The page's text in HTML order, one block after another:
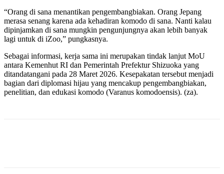
“Orang di sana menantikan pengembangbiakan. Orang Jepang
merasa senang karena ada kehadiran komodo di sana. Nanti kalau
dipinjamkan di sana mungkin pengunjungnya akan lebih banyak
lagi untuk di iZoo,” pungkasnya.
Sebagai informasi, kerja sama ini merupakan tindak lanjut MoU
antara Kemenhut RI dan Pemerintah Prefektur Shizuoka yang
ditandatangani pada 28 Maret 2026. Kesepakatan tersebut menjadi
bagian dari diplomasi hijau yang mencakup pengembangbiakan,
penelitian, dan edukasi komodo (Varanus komodoensis). (za).